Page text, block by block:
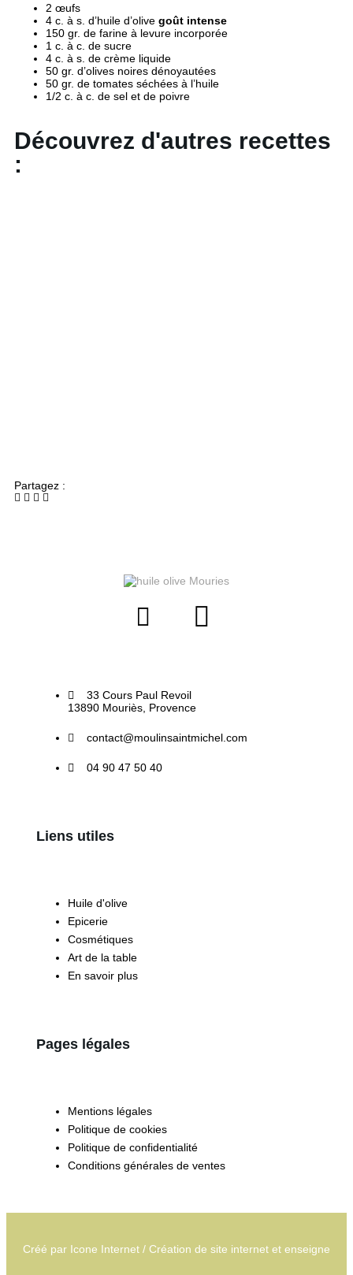
2 œufs
4 c. à s. d’huile d’olive goût intense
150 gr. de farine à levure incorporée
1 c. à c. de sucre
4 c. à s. de crème liquide
50 gr. d’olives noires dénoyautées
50 gr. de tomates séchées à l’huile
1/2 c. à c. de sel et de poivre
Découvrez d'autres recettes
:
Partagez :
33 Cours Paul Revoil
13890 Mouriès, Provence
contact@moulinsaintmichel.com
04 90 47 50 40
Liens utiles
Huile d'olive
Epicerie
Cosmétiques
Art de la table
En savoir plus
Pages légales
Mentions légales
Politique de cookies
Politique de confidentialité
Conditions générales de ventes
Créé par Icone Internet / Création de site internet et enseigne